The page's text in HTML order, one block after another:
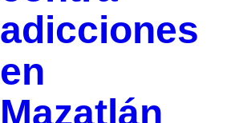
adicciones
en
Mazatlán